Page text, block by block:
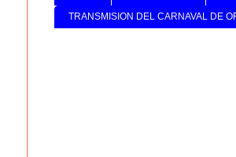
TRANSMISION DEL CARNAVAL DE